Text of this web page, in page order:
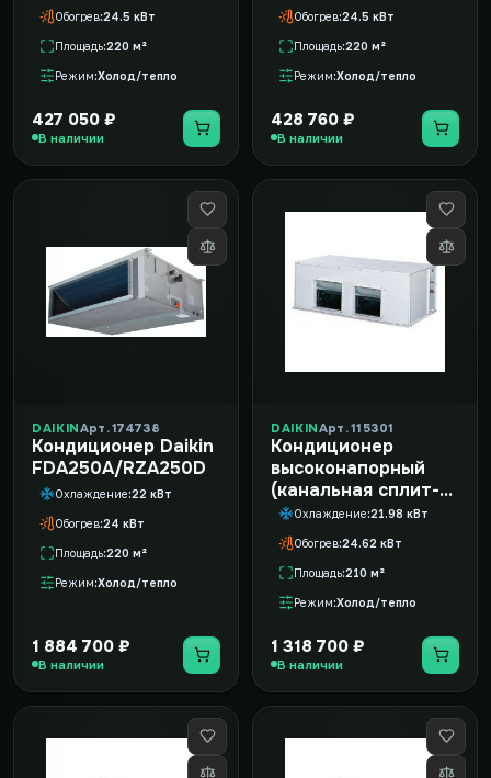
Обогрев 24.5 кВт
Площадь 220 м²
Режим Холод/тепло
427 050 ₽
В наличии
Обогрев 24.5 кВт
Площадь 220 м²
Режим Холод/тепло
428 760 ₽
В наличии
DAIKINАрт. 174738
Кондиционер Daikin
FDA250A/RZA250D
Охлаждение 22 кВт
Обогрев 24 кВт
Площадь 220 м²
Режим Холод/тепло
1 884 700 ₽
В наличии
DAIKINАрт. 115301
Кондиционер
высоконапорный
(канальная сплит-
система) Daikin
FDYMP75DXV/
Охлаждение 21.98 кВт
Обогрев 24.62 кВт
Площадь 210 м²
Режим Холод/тепло
1 318 700 ₽
В наличии